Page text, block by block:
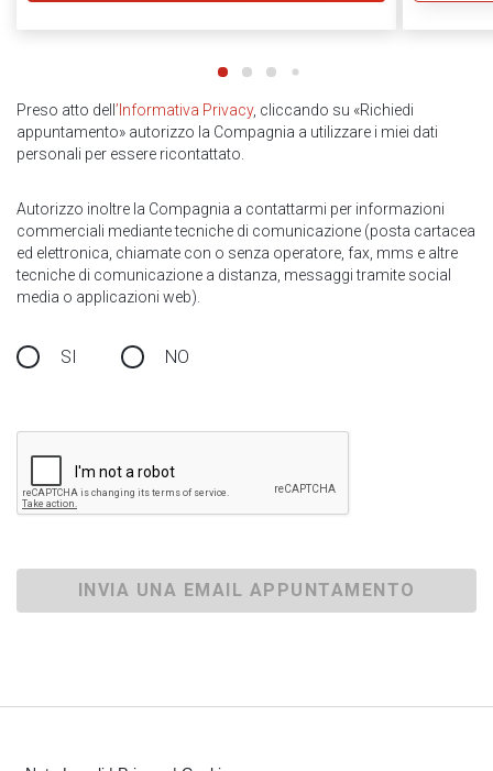
Preso atto dell ’Informativa Privacy, cliccando su «Richiedi
appuntamento» autorizzo la Compagnia a utilizzare i miei dati
personali per essere ricontattato.
Autorizzo inoltre la Compagnia a contattarmi per informazioni
commerciali mediante tecniche di comunicazione (posta cartacea
ed elettronica, chiamate con o senza operatore, fax, mms e altre
tecniche di comunicazione a distanza, messaggi tramite social
media o applicazioni web).
SI NO
INVIA UNA EMAIL APPUNTAMENTO